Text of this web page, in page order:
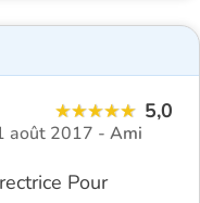
5,0
août 2017 - Ami
Pour